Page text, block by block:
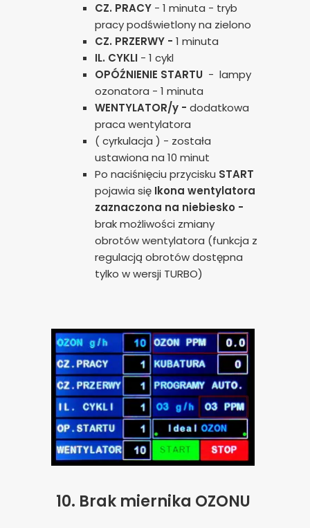
10. Brak miernika OZONU
CZ. PRACY - 1 minuta - tryb
pracy podświetlony na zielono
CZ. PRZERWY - 1 minuta
IL. CYKLI - 1 cykl
OPÓŹNIENIE STARTU - lampy
ozonatora - 1 minuta
WENTYLATOR/y - dodatkowa
praca wentylatora
( cyrkulacja ) - została
ustawiona na 10 minut
Po naciśnięciu przycisku START
pojawia się Ikona wentylatora
zaznaczona na niebiesko -
brak możliwości zmiany
obrotów wentylatora (funkcja z
regulacją obrotów dostępna
tylko w wersji TURBO)